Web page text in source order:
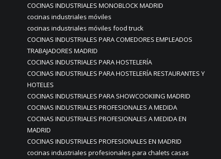
COCINAS INDUSTRIALES MONOBLOCK MADRID
cocinas industriales móviles
cocinas industriales móviles food truck
COCINAS INDUSTRIALES PARA COMEDORES EMPLEADOS
TRABAJADORES MADRID
COCINAS INDUSTRIALES PARA HOSTELERÍA
COCINAS INDUSTRIALES PARA HOSTELERÍA RESTAURANTES Y
HOTELES
COCINAS INDUSTRIALES PARA SHOWCOOKIING MADRID
COCINAS INDUSTRIALES PROFESIONALES A MEDIDA
COCINAS INDUSTRIALES PROFESIONALES A MEDIDA EN
MADRID
COCINAS INDUSTRIALES PROFESIONALES EN MADRID
cocinas industriales profesionales para chalets casas